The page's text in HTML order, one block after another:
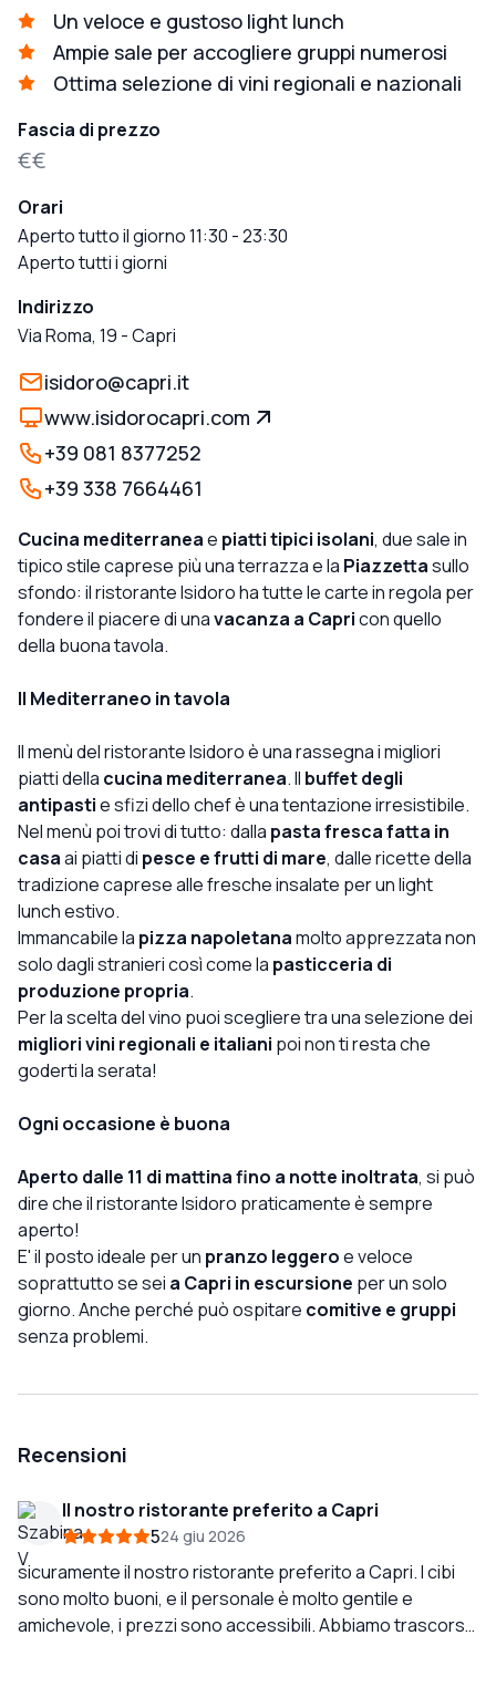
Un veloce e gustoso light lunch
Ampie sale per accogliere gruppi numerosi
Ottima selezione di vini regionali e nazionali
Fascia di prezzo
€€
Orari
Aperto tutto il giorno 11:30 - 23:30
Aperto tutti i giorni
Indirizzo
Via Roma, 19 -Capri
isidoro@capri.it
www.isidorocapri.com
+39 081 8377252
+39 338 7664461
Cucina mediterraneae piatti tipici isolani, due sale in
tipico stile caprese più una terrazza e la Piazzettasullo
sfondo: il ristorante Isidoro ha tutte le carte in regola per
fondere il piacere di unavacanza a Capricon quello
della buona tavola.
Il Mediterraneo in tavola
Il menù del ristorante Isidoro è una rassegna i migliori
piatti della cucina mediterranea. Il buffet degli
antipastie sfizi dello chef è una tentazione irresistibile.
Nel menù poi trovi di tutto: dalla pasta fresca fatta in
casaai piatti di pesce e frutti di mare, dalle ricette della
tradizione caprese alle fresche insalate per un light
lunch estivo.
Immancabile la pizza napoletanamolto apprezzata non
solo dagli stranieri così come la pasticceria di
produzione propria.
Per la scelta del vino puoi scegliere tra una selezione dei
migliori vini regionali e italiani poi non ti resta che
goderti la serata!
Ogni occasione è buona
Aperto dalle 11 di mattina fino a notte inoltrata, si può
dire che il ristorante Isidoro praticamente è sempre
aperto!
E' il posto ideale per un pranzo leggeroe veloce
soprattutto se sei a Capri in escursione per un solo
giorno. Anche perché può ospitare comitive e gruppi
senza problemi.
Recensioni
Il nostro ristorante preferito a Capri
524 giu 2026
sicuramente il nostro ristorante preferito a Capri. I cibi
sono molto buoni, e il personale è molto gentile e
amichevole, i prezzi sono accessibili. Abbiamo trascorso